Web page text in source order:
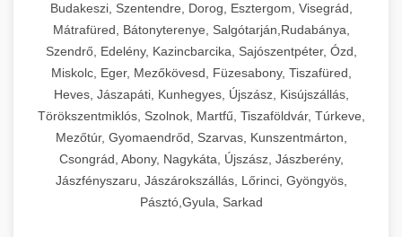
méretek különböző alkalmazásokhoz.
chef-iparikonyhagepek.hu
kereskedelmi sajtreszelő
🍳 28. Nagykonyhai
Berendezések
+
Teljes körű nagykonyhai berendezések és
professzionális vendéglátóipari kellékek.
Minden, ami szükséges éttermi és catering
műveletekhez.
chef-iparikonyhagepek.hu
kereskedelmi konyhai megoldások
Budakeszi, Szentendre, Dorog, Esztergom, Visegrád,
Mátrafüred, Bátonyterenye, Salgótarján,Rudabánya,
Szendrő, Edelény, Kazincbarcika, Sajószentpéter, Ózd,
Miskolc, Eger, Mezőkövesd, Füzesabony, Tiszafüred,
Heves, Jászapáti, Kunhegyes, Újszász, Kisújszállás,
Törökszentmiklós, Szolnok, Martfű, Tiszaföldvár, Túrkeve,
Mezőtúr, Gyomaendrőd, Szarvas, Kunszentmárton,
Csongrád, Abony, Nagykáta, Újszász, Jászberény,
Jászfényszaru, Jászárokszállás, Lőrinci, Gyöngyös,
Pásztó,Gyula, Sarkad